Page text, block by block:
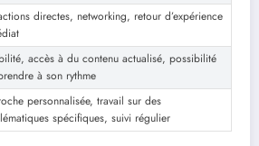
directes, networking, retour d’expérience
accès à du contenu actualisé, possibilité
à son rythme
personnalisée, travail sur des
spécifiques, suivi régulier